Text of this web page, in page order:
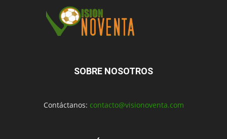
SOBRE NOSOTROS
Contáctanos: contacto@visionoventa.com